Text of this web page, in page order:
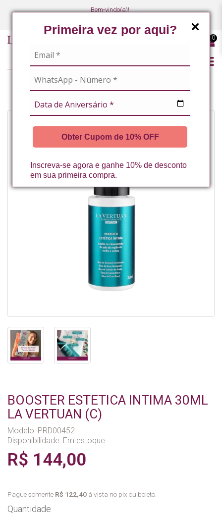
Primeira vez por aqui?
Obter Cupom de 10% OFF
Inscreva-se agora e ganhe 10% de desconto
em sua primeira compra.
Bem-vindo(a)!
0
BOOSTER ESTETICA INTIMA 30ML
LA VERTUAN (C)
Modelo: PRD00452
Disponibilidade: Em estoque
R$ 144,00
Pague somente R$ 122,40 à vista no pix ou boleto.
Quantidade